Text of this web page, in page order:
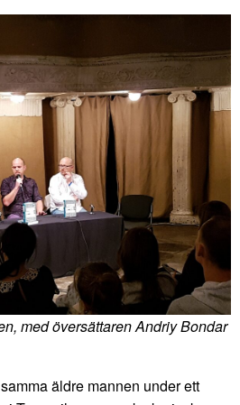
med översättaren Andriy Bondar
äldre mannen under ett